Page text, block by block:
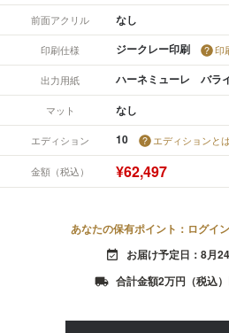
前面アクリル なし
印刷仕様 ジークレー印刷 印
出力用紙 ハーネミューレ バラ
マット なし
エディション 10 エディションと
金額（税込） ¥62,497
あなたの保有ポイント：ログイ
event_available お届け予定日：8月
local_shipping 合計金額2万円（税込